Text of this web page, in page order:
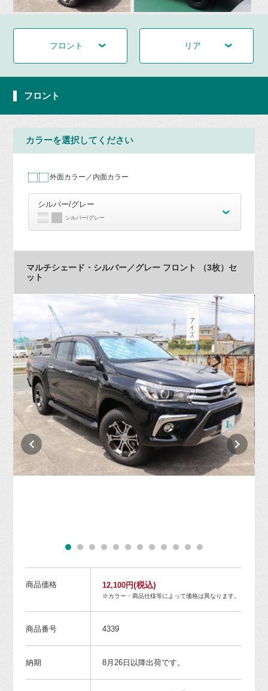
フロント リア
フロント
カラーを選択してください
外面カラー／内面カラー
シルバー/グレー
シルバー/グレー
マルチシェード・シルバー／グレー フロント （3枚）セ
ット
商品価格 12,100円(税込)
※カラー・商品仕様等によって価格は異なります。
商品番号 4339
納期 8月26日以降出荷です。